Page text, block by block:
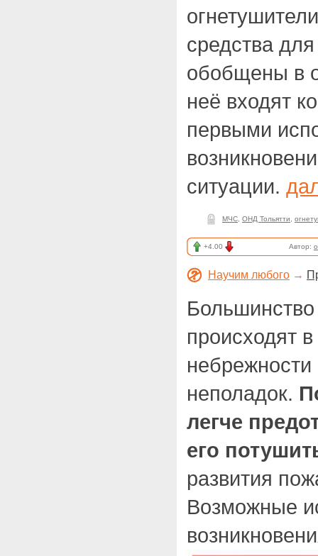
средства
обобщены в
неё входят
первыми
ситуации.
МЧС ОНД Тольятти
+4.00 Автор:
Научим любого →
происходят в
небрежности
неполадок.
легче
его
развития
Возможные